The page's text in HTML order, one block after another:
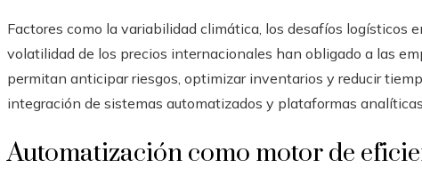
Factores como la variabilidad climática, los desafíos logísticos
volatilidad de los precios internacionales han obligado a las
permitan anticipar riesgos, optimizar inventarios y reducir
integración de sistemas automatizados y plataformas
Automatización como motor de